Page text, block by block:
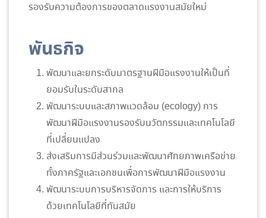
รองรับความต้องการของตลาดแรงงานสมัยใหม่
พันธกิจ
พัฒนาและยกระดับมาตรฐานฝีมือแรงงานให้เป็นที่
ยอมรับในระดับสากล
พัฒนาระบบและสภาพแวดล้อม (ecology) การ
พัฒนาฝีมือแรงงานรองรับนวัตกรรมและเทคโนโลยี
ที่เปลี่ยนแปลง
ส่งเสริมการมีส่วนร่วมและพัฒนาศักยภาพเครือข่าย
ทั้งภาครัฐและเอกชนเพื่อการพัฒนาฝีมือแรงงาน
พัฒนาระบบการบริหารจัดการ และการให้บริการ
ด้วยเทคโนโลยีที่ทันสมัย